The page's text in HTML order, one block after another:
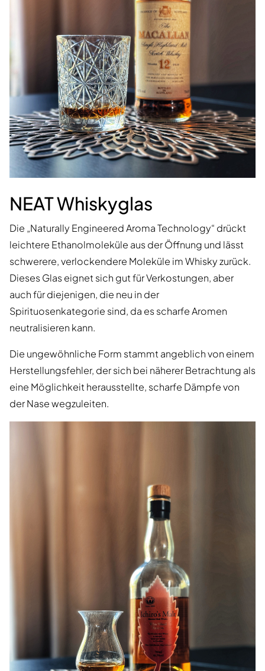
NEAT Whiskyglas
Die „Naturally Engineered Aroma Technology“ drückt
leichtere Ethanolmoleküle aus der Öffnung und lässt
schwerere, verlockendere Moleküle im Whisky zurück.
Dieses Glas eignet sich gut für Verkostungen, aber
auch für diejenigen, die neu in der
Spirituosenkategorie sind, da es scharfe Aromen
neutralisieren kann.
Die ungewöhnliche Form stammt angeblich von einem
Herstellungsfehler, der sich bei näherer Betrachtung als
eine Möglichkeit herausstellte, scharfe Dämpfe von
der Nase wegzuleiten.